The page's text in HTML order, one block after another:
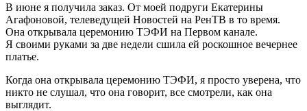
В июне я получила заказ. От моей подруги Екатерины
Агафоновой, телеведущей Новостей на РенТВ в то время.
Она открывала церемонию ТЭФИ на Первом канале.
Я своими руками за две недели сшила ей роскошное вечернее
платье.
Когда она открывала церемонию ТЭФИ, я просто уверена, что
никто не слушал, что она говорит, все смотрели, как она
выглядит.